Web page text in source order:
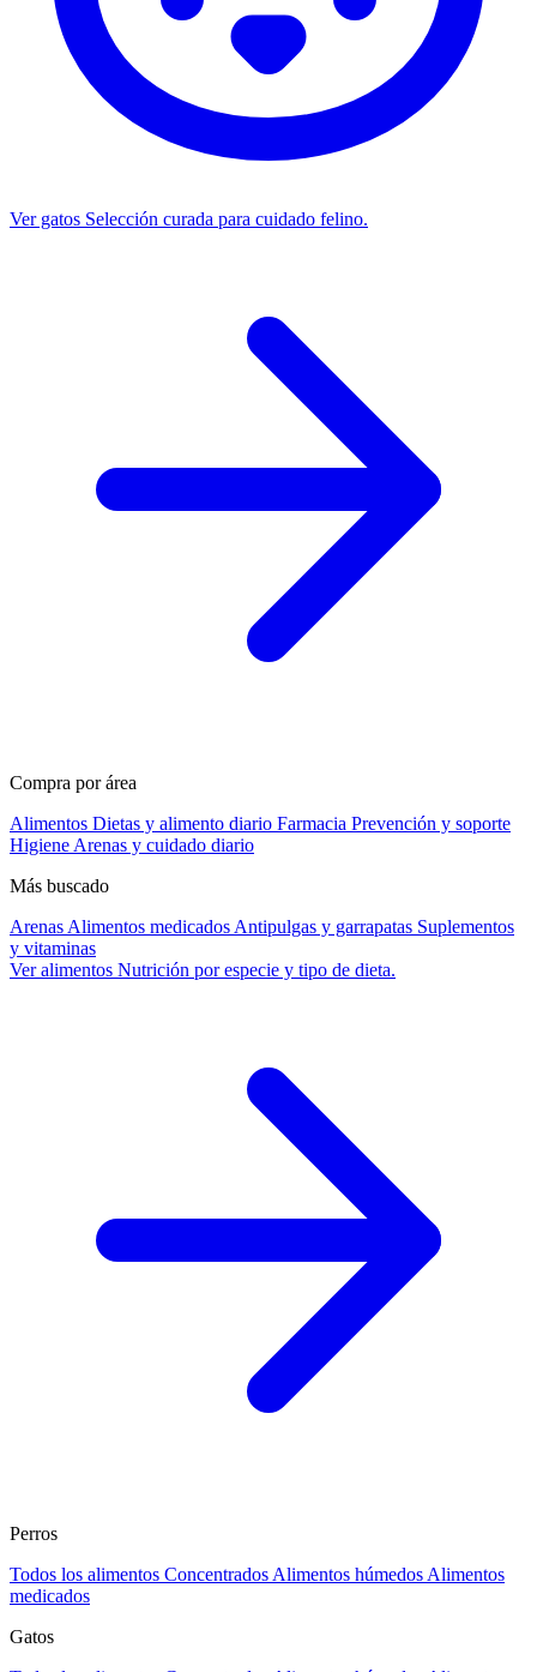
Ver gatos Selección curada para cuidado felino.
Compra por área
Alimentos Dietas y alimento diario Farmacia Prevención y soporte
Higiene Arenas y cuidado diario
Más buscado
Arenas Alimentos medicados Antipulgas y garrapatas Suplementos
y vitaminas
Ver alimentos Nutrición por especie y tipo de dieta.
Perros
Todos los alimentos Concentrados Alimentos húmedos Alimentos
medicados
Gatos